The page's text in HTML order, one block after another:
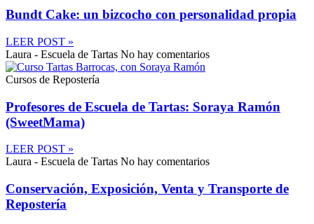
Bundt Cake: un bizcocho con personalidad propia
LEER POST »
Laura - Escuela de Tartas No hay comentarios
Cursos de Repostería
Profesores de Escuela de Tartas: Soraya Ramón
(SweetMama)
LEER POST »
Laura - Escuela de Tartas No hay comentarios
Conservación, Exposición, Venta y Transporte de
Repostería